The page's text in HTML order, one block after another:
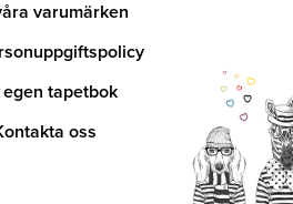
varumärken
egen tapetbok
oss